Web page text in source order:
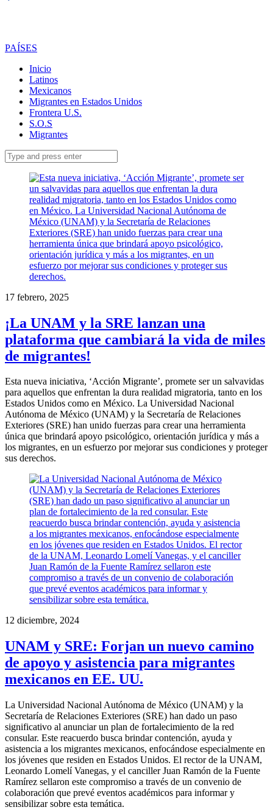
PAÍSES
Inicio
Latinos
Mexicanos
Migrantes en Estados Unidos
Frontera U.S.
S.O.S
Migrantes
Search
for:
17 febrero, 2025
¡La UNAM y la SRE lanzan una
plataforma que cambiará la vida de miles
de migrantes!
Esta nueva iniciativa, ‘Acción Migrante’, promete ser un salvavidas
para aquellos que enfrentan la dura realidad migratoria, tanto en los
Estados Unidos como en México. La Universidad Nacional
Autónoma de México (UNAM) y la Secretaría de Relaciones
Exteriores (SRE) han unido fuerzas para crear una herramienta
única que brindará apoyo psicológico, orientación jurídica y más a
los migrantes, en un esfuerzo por mejorar sus condiciones y proteger
sus derechos.
12 diciembre, 2024
UNAM y SRE: Forjan un nuevo camino
de apoyo y asistencia para migrantes
mexicanos en EE. UU.
La Universidad Nacional Autónoma de México (UNAM) y la
Secretaría de Relaciones Exteriores (SRE) han dado un paso
significativo al anunciar un plan de fortalecimiento de la red
consular. Este reacuerdo busca brindar contención, ayuda y
asistencia a los migrantes mexicanos, enfocándose especialmente en
los jóvenes que residen en Estados Unidos. El rector de la UNAM,
Leonardo Lomelí Vanegas, y el canciller Juan Ramón de la Fuente
Ramírez sellaron este compromiso a través de un convenio de
colaboración que prevé eventos académicos para informar y
sensibilizar sobre esta temática.